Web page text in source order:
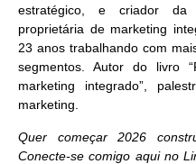
estratégico, e criador da
proprietária de marketing
23 anos trabalhando com
segmentos. Autor do livro
marketing integrado”,
marketing.
Quer começar 2026
Conecte-se comigo aqui no